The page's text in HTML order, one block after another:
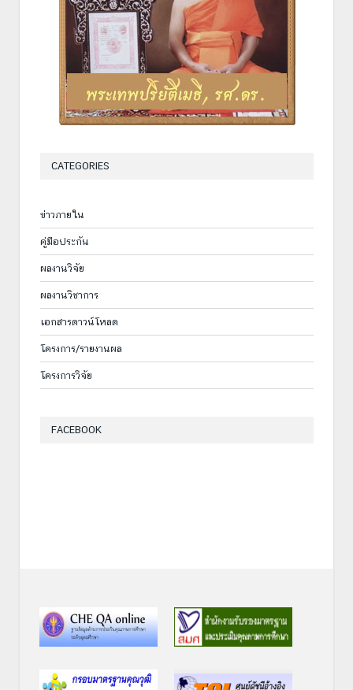
CATEGORIES
ข่าวภายใน
คู่มือประกัน
ผลงานวิจัย
ผลงานวิชาการ
เอกสารดาวน์โหลด
โครงการ/รายงานผล
โครงการวิจัย
FACEBOOK